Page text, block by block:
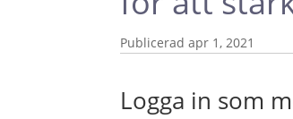
apr 1, 2021
Logga in som